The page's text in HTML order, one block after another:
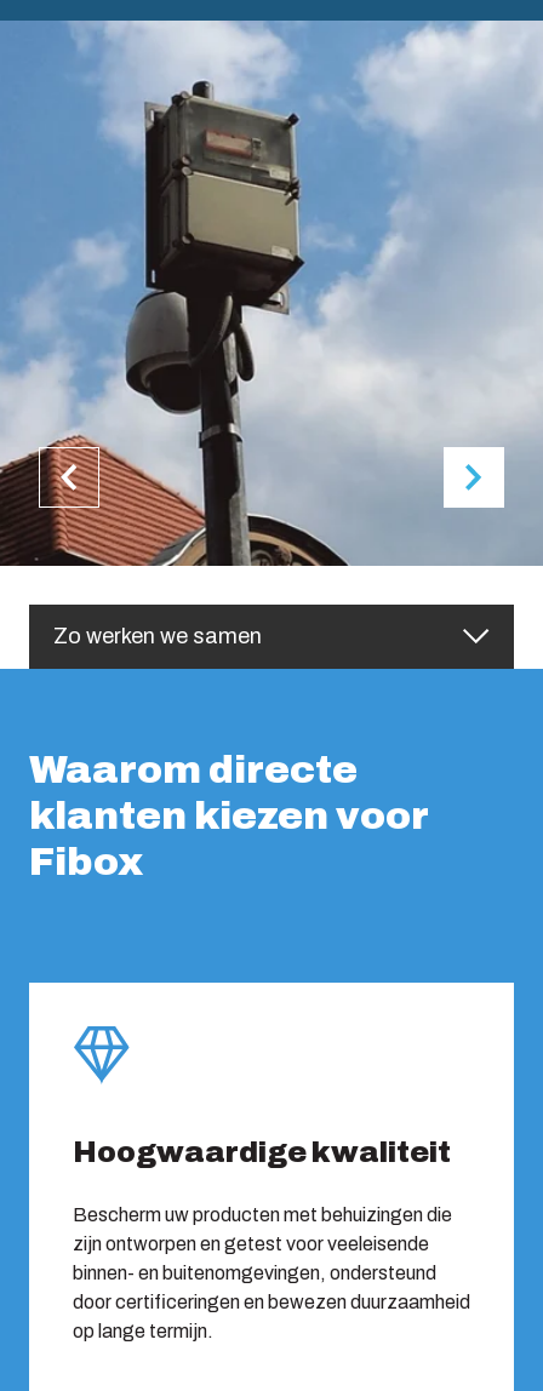
productie
Logistiek
en
warehousing
chain
management
Duurzaam
ondernemen
bij Fibox
Tested
Systems
(ENG)
Zo werken we samen
Waarom directe
klanten kiezen voor
Fibox
Hoogwaardige kwaliteit
Bescherm uw producten met behuizingen die
zijn ontworpen en getest voor veeleisende
binnen- en buitenomgevingen, ondersteund
door certificeringen en bewezen duurzaamheid
op lange termijn.